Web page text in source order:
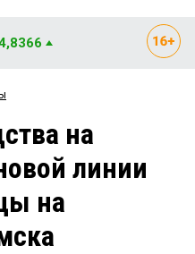
Рейтинги
Блоги
Архив
на
линии
на